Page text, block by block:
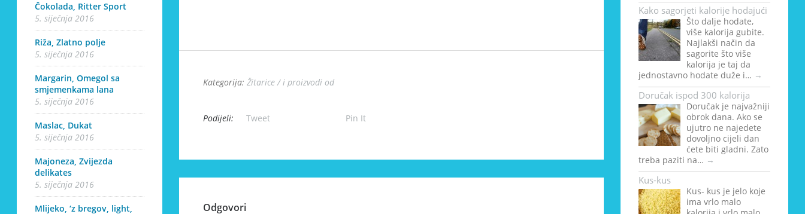
Čokolada, Ritter Sport
5. siječnja 2016
Riža, Zlatno polje
5. siječnja 2016
Margarin, Omegol sa
smjemenkama lana
5. siječnja 2016
Maslac, Dukat
5. siječnja 2016
Majoneza, Zvijezda
delikates
5. siječnja 2016
Mlijeko, ‘z bregov, light,
Kategorija: Žitarice / i proizvodi od
Podijeli: Tweet Pin It
Odgovori
Kako sagorjeti kalorije hodajući
Što dalje hodate,
više kalorija gubite.
Najlakši način da
sagorite što više
kalorija je taj da
jednostavno hodate duže i… →
Doručak ispod 300 kalorija
Doručak je najvažniji
obrok dana. Ako se
ujutro ne najedete
dovoljno cijeli dan
ćete biti gladni. Zato
treba paziti na… →
Kus-kus
Kus- kus je jelo koje
ima vrlo malo